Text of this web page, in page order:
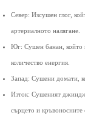
Север: Изсушен глог,
артериалното налягане.
Юг: Сушен банан, който
количество енергия.
Запад: Сушени домати,
Изток: Сушеният
сърцето и кръвоносните